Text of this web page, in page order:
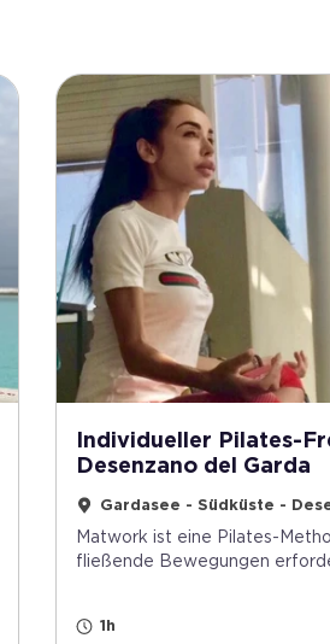
Individueller Pilates-
Desenzano del Garda
Gardasee - Südküste -
Matwork ist eine Pilates-
fließende Bewegungen
1h